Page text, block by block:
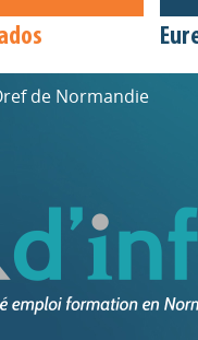
de Normandie